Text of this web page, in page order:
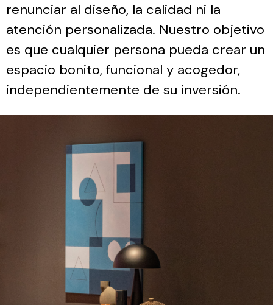
renunciar al diseño, la calidad ni la
atención personalizada. Nuestro objetivo
es que cualquier persona pueda crear un
espacio bonito, funcional y acogedor,
independientemente de su inversión.